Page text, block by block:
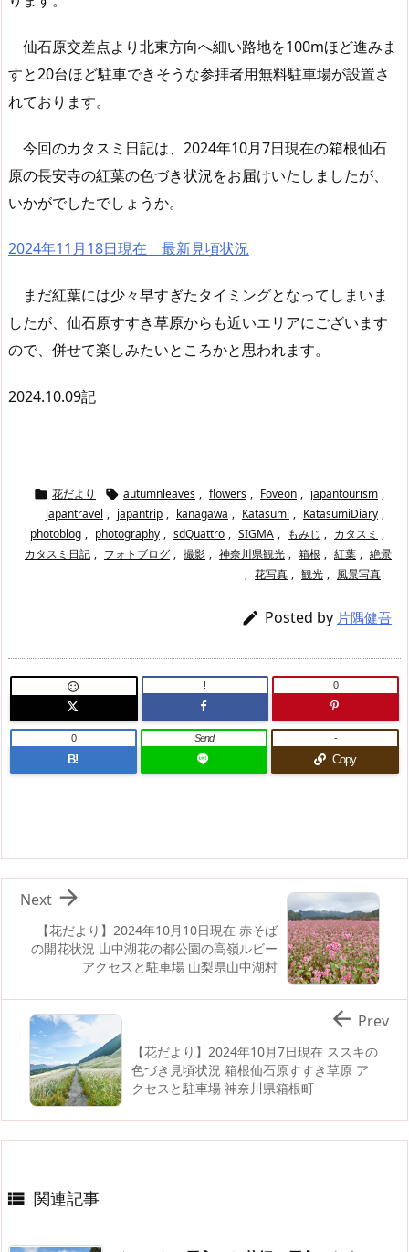
仙石原交差点より北東方向へ細い路地を100mほど進みま
すと20台ほど駐車できそうな参拝者用無料駐車場が設置さ
れております。
今回のカタスミ日記は、2024年10月7日現在の箱根仙石
原の長安寺の紅葉の色づき状況をお届けいたしましたが、
いかがでしたでしょうか。
2024年11月18日現在 最新見頃状況
まだ紅葉には少々早すぎたタイミングとなってしまいま
したが、仙石原すすき草原からも近いエリアにございます
ので、併せて楽しみたいところかと思われます。
2024.10.09記
 花だより  autumnleaves , flowers , Foveon , japantourism ,
japantravel , japantrip , kanagawa , Katasumi , KatasumiDiary ,
photoblog , photography , sdQuattro , SIGMA , もみじ , カタスミ ,
カタスミ日記 , フォトブログ , 撮影 , 神奈川県観光 , 箱根 , 紅葉 , 絶景
, 花写真 , 観光 , 風景写真
 Posted by 片隅健吾
 ! 0
B!
0 Send
Copy
-
【花だより】2024年10月10日現在 赤そば
の開花状況 山中湖花の都公園の高嶺ルビー
アクセスと駐車場 山梨県山中湖村

Next
【花だより】2024年10月7日現在 ススキの
色づき見頃状況 箱根仙石原すすき草原 ア
クセスと駐車場 神奈川県箱根町
 Prev
 関連記事